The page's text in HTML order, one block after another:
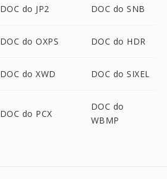
DOC do JP2 DOC do SNB
DOC do OXPS DOC do HDR
DOC do XWD DOC do SIXEL
DOC do PCX
DOC do
WBMP